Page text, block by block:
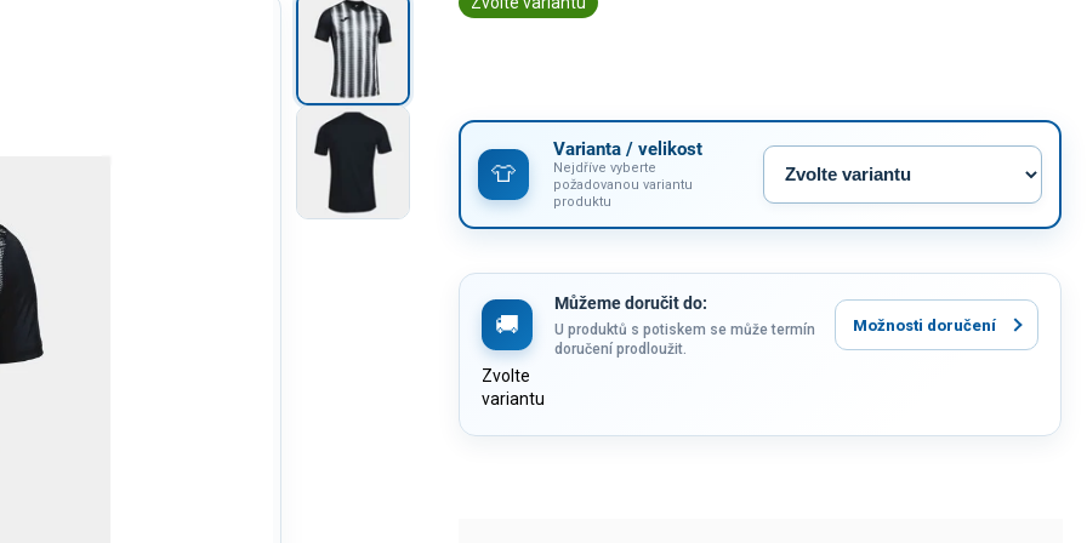
Varianta / velikost
Nejdříve vyberte
požadovanou variantu
produktu
Můžeme doručit do:
Zvolte
variantu
U produktů s potiskem se může termín
doručení prodloužit.
Možnosti doručení